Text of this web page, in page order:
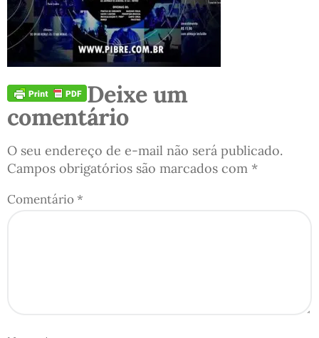
Deixe um
comentário
O seu endereço de e-mail não será publicado.
Campos obrigatórios são marcados com *
Comentário*